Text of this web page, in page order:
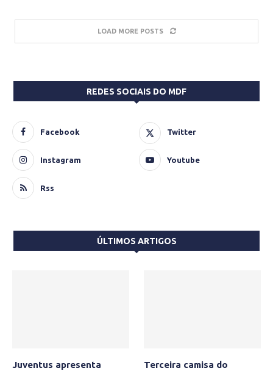
LOAD MORE POSTS
REDES SOCIAIS DO MDF
Facebook Twitter
Instagram Youtube
Rss
ÚLTIMOS ARTIGOS
Juventus apresenta
Terceira camisa do